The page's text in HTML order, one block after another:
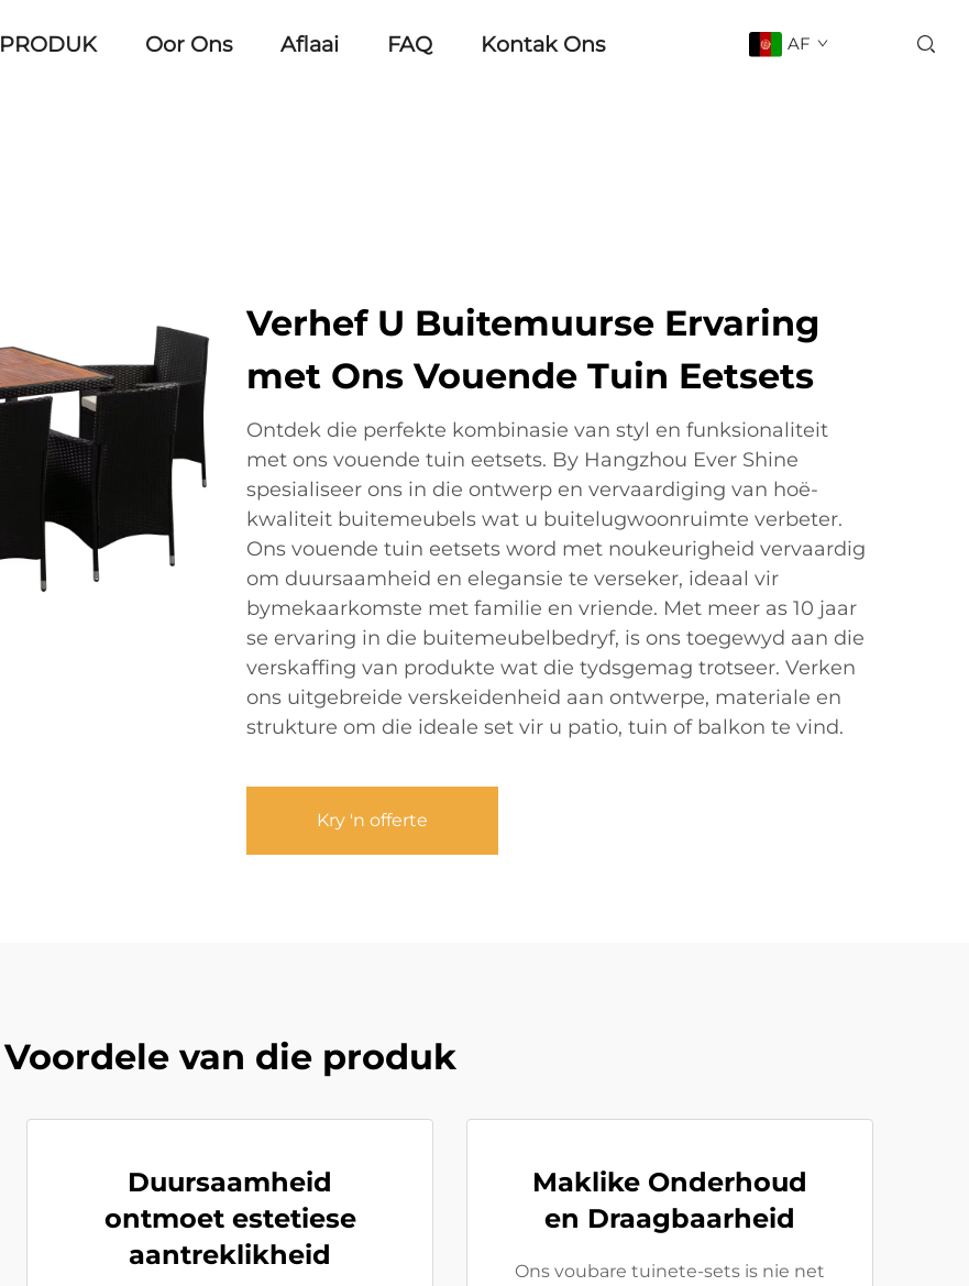
PRODUK Oor Ons Aflaai FAQ Kontak Ons AF
Verhef U Buitemuurse Ervaring
met Ons Vouende Tuin Eetsets
Ontdek die perfekte kombinasie van styl en funksionaliteit
met ons vouende tuin eetsets. By Hangzhou Ever Shine
spesialiseer ons in die ontwerp en vervaardiging van hoë-
kwaliteit buitemeubels wat u buitelugwoonruimte verbeter.
Ons vouende tuin eetsets word met noukeurigheid vervaardig
om duursaamheid en elegansie te verseker, ideaal vir
bymekaarkomste met familie en vriende. Met meer as 10 jaar
se ervaring in die buitemeubelbedryf, is ons toegewyd aan die
verskaffing van produkte wat die tydsgemag trotseer. Verken
ons uitgebreide verskeidenheid aan ontwerpe, materiale en
strukture om die ideale set vir u patio, tuin of balkon te vind.
Kry 'n offerte
Voordele van die produk
Duursaamheid
ontmoet estetiese
aantreklikheid
Maklike Onderhoud
en Draagbaarheid
Ons voubare tuinete-sets is nie net